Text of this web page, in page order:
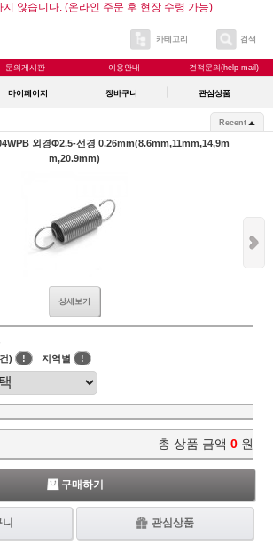
지 않습니다. (온라인 주문 후 현장 수령 가능)
카테고리 검색
문의게시판 이용안내 견적문의(help mail)
마이페이지 장바구니 관심상품
Recent
외경Φ2.5-선경 0.26mm(8.6mm,11mm,14,9m
m,20.9mm)
상세보기
) ! 지역별 !
총 상품 금액 0 원
구매하기
관심상품